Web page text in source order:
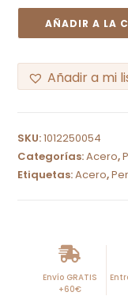
AÑADIR A LA
Añadir a mi
t
e
SKU:1012250054
Categorías:Acero,
Etiquetas:Acero,
Envío GRATIS
+60€